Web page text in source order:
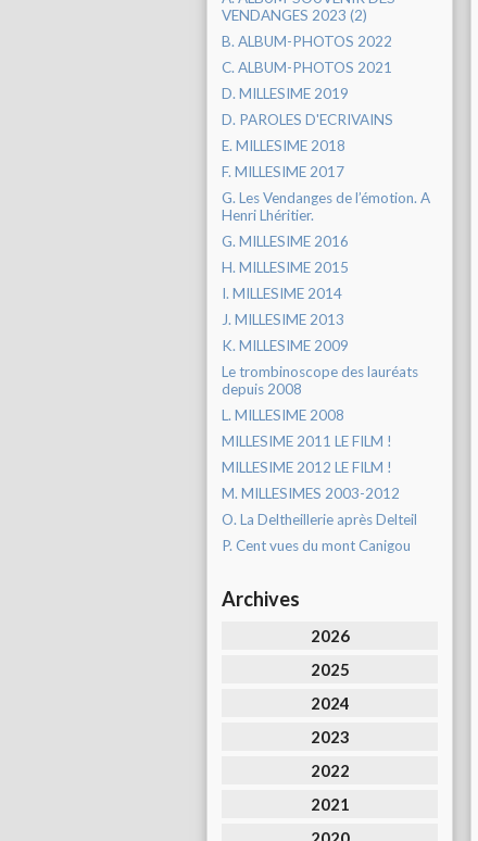
VENDANGES 2023 (2)
B. ALBUM-PHOTOS 2022
C. ALBUM-PHOTOS 2021
D. MILLESIME 2019
D. PAROLES D'ECRIVAINS
E. MILLESIME 2018
F. MILLESIME 2017
G. Les Vendanges de l’émotion. A
Henri Lhéritier.
G. MILLESIME 2016
H. MILLESIME 2015
I. MILLESIME 2014
J. MILLESIME 2013
K. MILLESIME 2009
Le trombinoscope des lauréats
depuis 2008
L. MILLESIME 2008
MILLESIME 2011 LE FILM !
MILLESIME 2012 LE FILM !
M. MILLESIMES 2003-2012
O. La Deltheillerie après Delteil
P. Cent vues du mont Canigou
Archives
2026
2025
2024
2023
2022
2021